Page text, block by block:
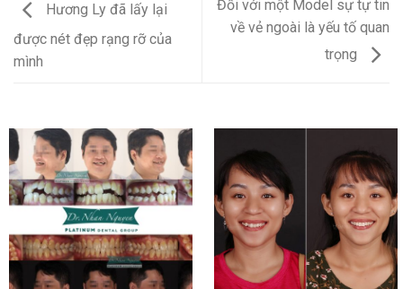
Hương Ly đã lấy lại
được nét đẹp rạng rỡ của
mình
Đối với một Model sự tự tin
về vẻ ngoài là yếu tố quan
trọng